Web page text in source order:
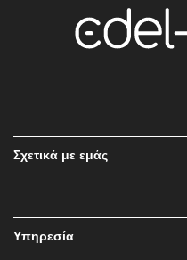
Σχετικά με εμάς
Υπηρεσία